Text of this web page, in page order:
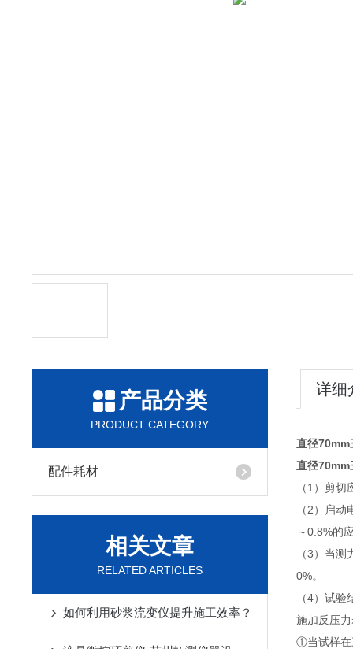
产品分类
PRODUCT CATEGORY
配件耗材
相关文章
RELATED ARTICLES
如何利用砂浆流变仪提升施工效率？
详细
直径70mm
直径70mm
（1）剪
（2）启
～0.8%的
（3）当
0%。
（4）试
施加反压
①当试样在